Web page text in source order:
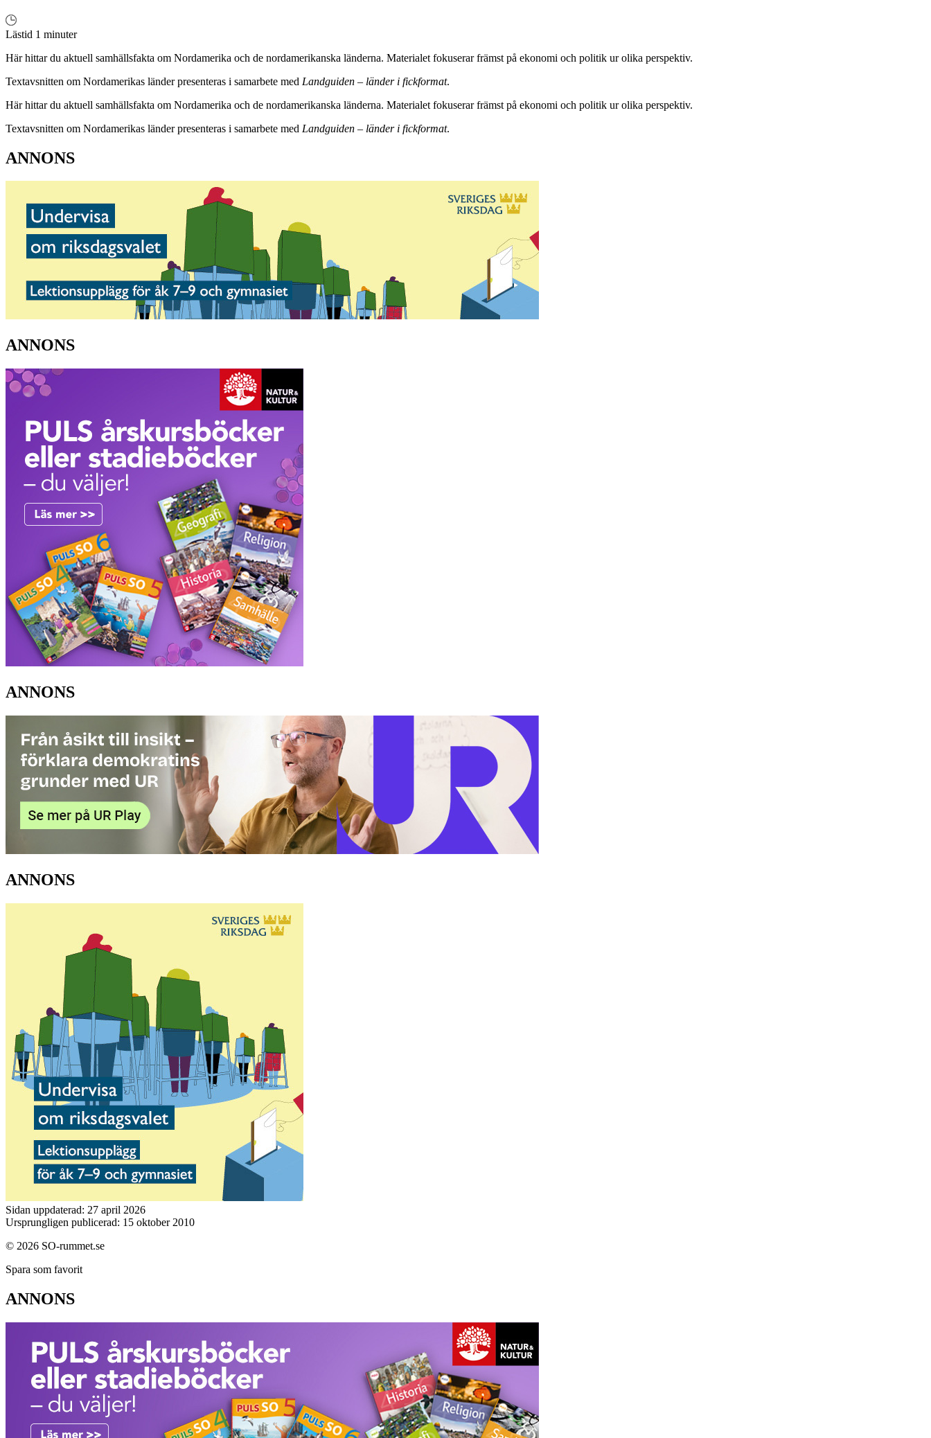
Lästid 1 minuter
Här hittar du aktuell samhällsfakta om Nordamerika och de nordamerikanska länderna. Materialet fokuserar främst på ekonomi och politik ur olika perspektiv.
Textavsnitten om Nordamerikas länder presenteras i samarbete med Landguiden – länder i fickformat.
Här hittar du aktuell samhällsfakta om Nordamerika och de nordamerikanska länderna. Materialet fokuserar främst på ekonomi och politik ur olika perspektiv.
Textavsnitten om Nordamerikas länder presenteras i samarbete med Landguiden – länder i fickformat.
ANNONS
ANNONS
ANNONS
ANNONS
Sidan uppdaterad: 27 april 2026
Ursprungligen publicerad: 15 oktober 2010
© 2026 SO-rummet.se
Spara som favorit
ANNONS